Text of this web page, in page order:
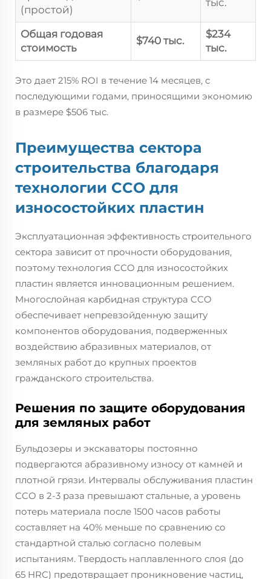
(простой)
тыс.
Общая годовая
стоимость
$740 тыс.
$234
тыс.
Это дает 215% ROI в течение 14 месяцев, с
последующими годами, приносящими экономию
в размере $506 тыс.
Преимущества сектора
строительства благодаря
технологии CCO для
износостойких пластин
Эксплуатационная эффективность строительного
сектора зависит от прочности оборудования,
поэтому технология CCO для износостойких
пластин является инновационным решением.
Многослойная карбидная структура CCO
обеспечивает непревзойденную защиту
компонентов оборудования, подверженных
воздействию абразивных материалов, от
земляных работ до крупных проектов
гражданского строительства.
Решения по защите оборудования
для земляных работ
Бульдозеры и экскаваторы постоянно
подвергаются абразивному износу от камней и
плотной грязи. Интервалы обслуживания пластин
CCO в 2-3 раза превышают стальные, а уровень
потерь материала после 1500 часов работы
составляет на 40% меньше по сравнению со
стандартной сталью согласно полевым
испытаниям. Твердость наплавленного слоя (до
65 HRC) предотвращает проникновение частиц,